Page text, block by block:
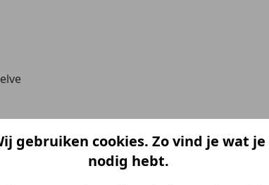
gebruiken cookies. Zo vind je wat je
nodig hebt.